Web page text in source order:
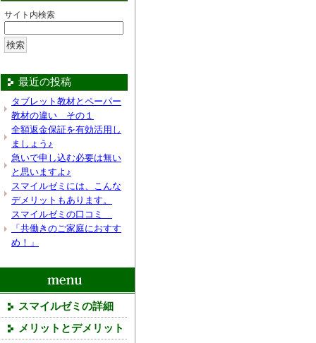
サイト内検索
最近の投稿
タブレット教材とペーパー
教材の違い その１
全額返金保証を有効活用し
ましょう♪
急いで申し込む必要は無い
と思いますよ♪
スマイルゼミには、こんな
デメリットもあります。
スマイルゼミの口コミ
「共働きのご家庭におすす
め！」
スマイルゼミの詳細
メリットとデメリット